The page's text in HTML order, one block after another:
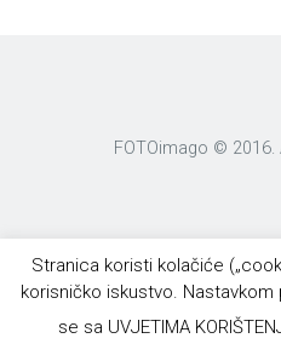
FOTOimago © 2016.
Stranica koristi kolačiće
korisničko iskustvo.
se sa UVJETIMA